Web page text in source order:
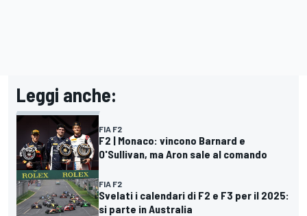
Leggi anche:
FIA F2
F2 | Monaco: vincono Barnard e
O'Sullivan, ma Aron sale al comando
FIA F2
Svelati i calendari di F2 e F3 per il 2025:
si parte in Australia